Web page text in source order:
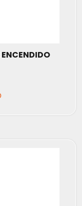
ENCENDIDO